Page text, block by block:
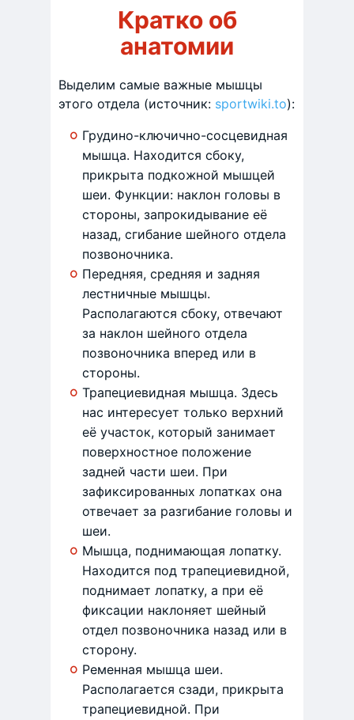
Кратко об
анатомии
Выделим самые важные мышцы
этого отдела (источник: sportwiki.to):
Грудино-ключично-сосцевидная
мышца. Находится сбоку,
прикрыта подкожной мышцей
шеи. Функции: наклон головы в
стороны, запрокидывание её
назад, сгибание шейного отдела
позвоночника.
Передняя, средняя и задняя
лестничные мышцы.
Располагаются сбоку, отвечают
за наклон шейного отдела
позвоночника вперед или в
стороны.
Трапециевидная мышца. Здесь
нас интересует только верхний
её участок, который занимает
поверхностное положение
задней части шеи. При
зафиксированных лопатках она
отвечает за разгибание головы и
шеи.
Мышца, поднимающая лопатку.
Находится под трапециевидной,
поднимает лопатку, а при её
фиксации наклоняет шейный
отдел позвоночника назад или в
сторону.
Ременная мышца шеи.
Располагается сзади, прикрыта
трапециевидной. При